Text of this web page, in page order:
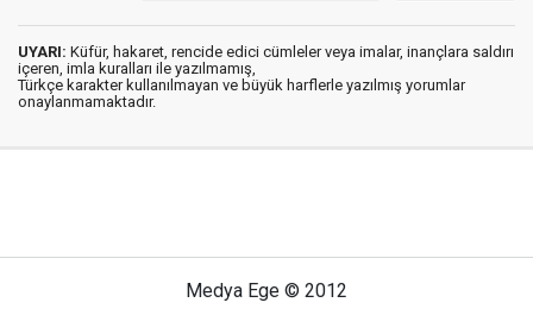
UYARI: Küfür, hakaret, rencide edici cümleler veya imalar, inançlara saldırı
içeren, imla kuralları ile yazılmamış,
Türkçe karakter kullanılmayan ve büyük harflerle yazılmış yorumlar
onaylanmamaktadır.
Medya Ege © 2012